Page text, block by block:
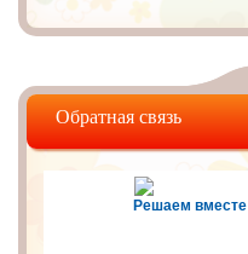
Обратная связь
Решаем вместе